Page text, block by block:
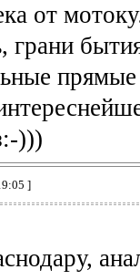
от
грани
)))
]